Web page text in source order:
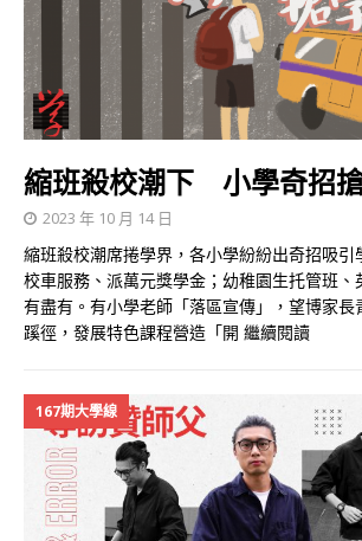
縮班殺校潮下 小學奇招
2023 年 10 月 14 日
縮班殺校潮席捲學界，各小學紛紛出奇招吸引
校車服務、派萬元獎學金；幼稚園生托管班、
有盡有。有小學老師「落區宣傳」，望博家長
蹊徑，發展特色課程營造「開 繼續閱讀
167期大學線